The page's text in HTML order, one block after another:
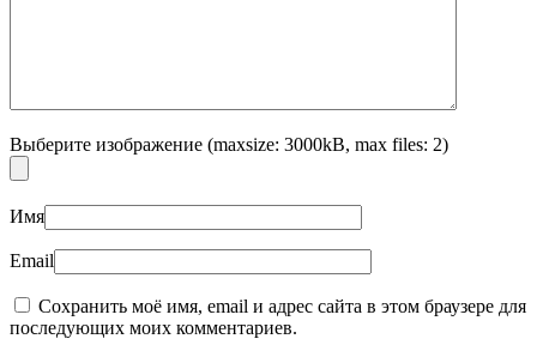
Выберите изображение (maxsize: 3000kB, max files: 2)
Имя
Email
Сохранить моё имя, email и адрес сайта в этом браузере для
последующих моих комментариев.